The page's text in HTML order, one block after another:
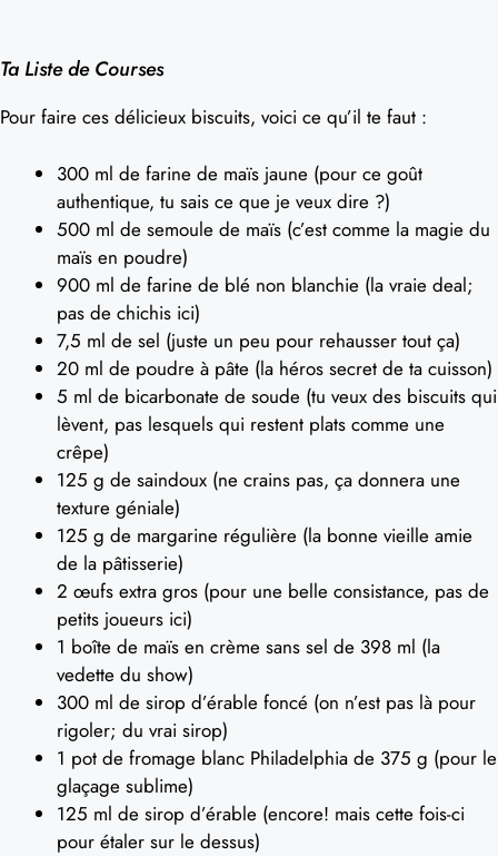
Ta Liste de Courses
Pour faire ces délicieux biscuits, voici ce qu’il te faut :
300 ml de farine de maïs jaune (pour ce goût
authentique, tu sais ce que je veux dire ?)
500 ml de semoule de maïs (c’est comme la magie du
maïs en poudre)
900 ml de farine de blé non blanchie (la vraie deal;
pas de chichis ici)
7,5 ml de sel (juste un peu pour rehausser tout ça)
20 ml de poudre à pâte (la héros secret de ta cuisson)
5 ml de bicarbonate de soude (tu veux des biscuits qui
lèvent, pas lesquels qui restent plats comme une
crêpe)
125 g de saindoux (ne crains pas, ça donnera une
texture géniale)
125 g de margarine régulière (la bonne vieille amie
de la pâtisserie)
2 œufs extra gros (pour une belle consistance, pas de
petits joueurs ici)
1 boîte de maïs en crème sans sel de 398 ml (la
vedette du show)
300 ml de sirop d’érable foncé (on n’est pas là pour
rigoler; du vrai sirop)
1 pot de fromage blanc Philadelphia de 375 g (pour le
glaçage sublime)
125 ml de sirop d’érable (encore! mais cette fois-ci
pour étaler sur le dessus)